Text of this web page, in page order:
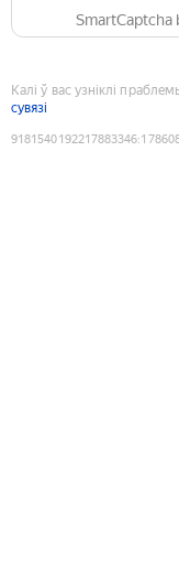
SmartCaptcha
Калі ў вас узніклі
сувязі
9181540192217883346: